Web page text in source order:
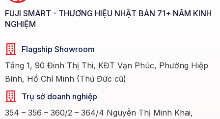
FUJI SMART - THƯƠNG HIỆU NHẬT BẢN 71+ NĂM KINH
NGHIỆM
Flagship Showroom
Tầng 1, 90 Đinh Thị Thi, KĐT Vạn Phúc, Phường Hiệp
Bình, Hồ Chí Minh (Thủ Đức cũ)
Trụ sở doanh nghiệp
354 – 356 – 360/2 – 364/4 Nguyễn Thị Minh Khai,